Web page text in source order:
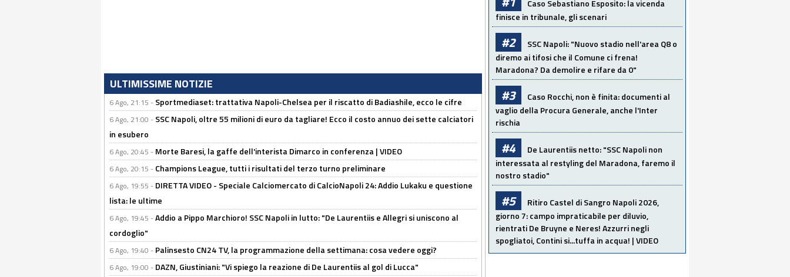
ULTIMISSIME NOTIZIE
6 Ago, 21:15 - Sportmediaset: trattativa Napoli-Chelsea per il riscatto di Badiashile, ecco le cifre
6 Ago, 21:00 - SSC Napoli, oltre 55 milioni di euro da tagliare! Ecco il costo annuo dei sette calciatori
in esubero
6 Ago, 20:45 - Morte Baresi, la gaffe dell'interista Dimarco in conferenza | VIDEO
6 Ago, 20:15 - Champions League, tutti i risultati del terzo turno preliminare
6 Ago, 19:55 - DIRETTA VIDEO - Speciale Calciomercato di CalcioNapoli 24: Addio Lukaku e questione
lista: le ultime
6 Ago, 19:45 -Addio a Pippo Marchioro! SSC Napoli in lutto: "De Laurentiis e Allegri si uniscono al
cordoglio"
6 Ago, 19:40 - Palinsesto CN24 TV, la programmazione della settimana: cosa vedere oggi?
6 Ago, 19:00 - DAZN, Giustiniani: "Vi spiego la reazione di De Laurentiis al gol di Lucca"
Caso Sebastiano Esposito: la vicenda
finisce in tribunale, gli scenari
#2
SSC Napoli: "Nuovo stadio nell'area Q8 o
diremo ai tifosi che il Comune ci frena!
Maradona? Da demolire e rifare da 0"
#3
Caso Rocchi, non è finita: documenti al
vaglio della Procura Generale, anche l'Inter
rischia
#4
De Laurentiis netto: "SSC Napoli non
interessata al restyling del Maradona, faremo il
nostro stadio"
#5
Ritiro Castel di Sangro Napoli 2026,
giorno 7: campo impraticabile per diluvio,
rientrati De Bruyne e Neres! Azzurri negli
spogliatoi, Contini si...tuffa in acqua! | VIDEO